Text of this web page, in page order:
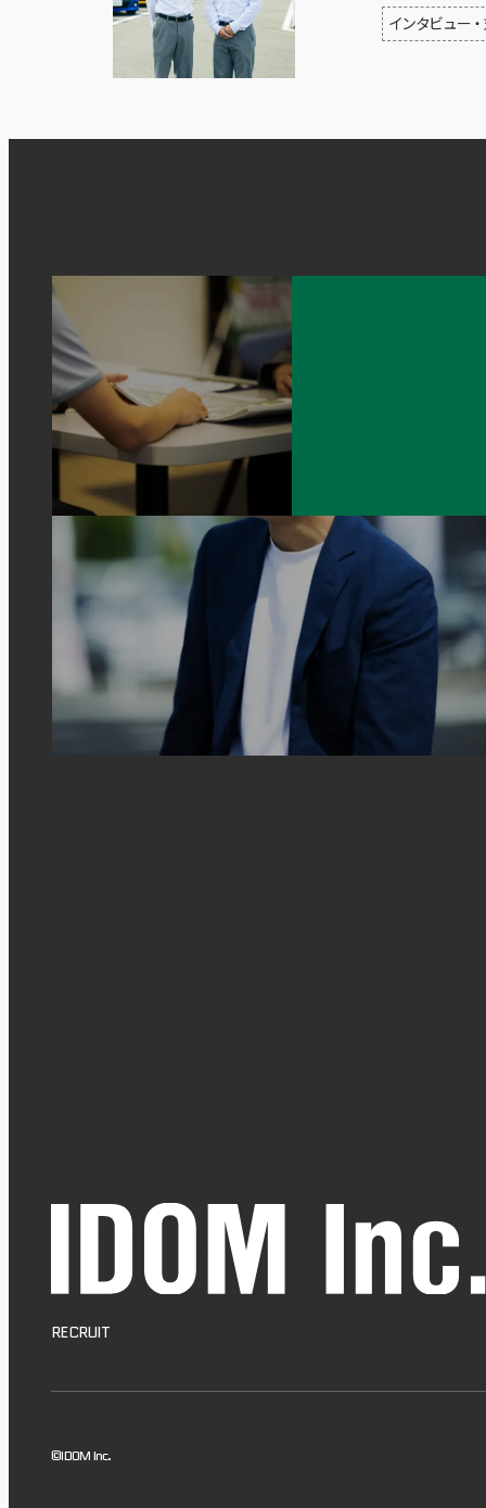
インタビュー
RECRUIT INFORMATION
新卒営業職
新卒・中途
アフターサービス職
RECRUIT
©IDOM Inc.